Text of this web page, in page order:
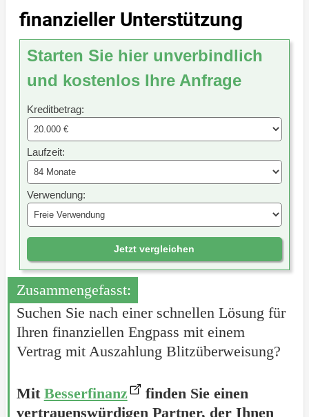
finanzieller Unterstützung
Starten Sie hier unverbindlich
und kostenlos Ihre Anfrage
Kreditbetrag:
Laufzeit:
Verwendung:
Jetzt vergleichen
Zusammengefasst:
Suchen Sie nach einer schnellen Lösung für
Ihren finanziellen Engpass mit einem
Vertrag mit Auszahlung Blitzüberweisung?
Mit Besserfinanz
finden Sie einen
vertrauenswürdigen Partner, der Ihnen